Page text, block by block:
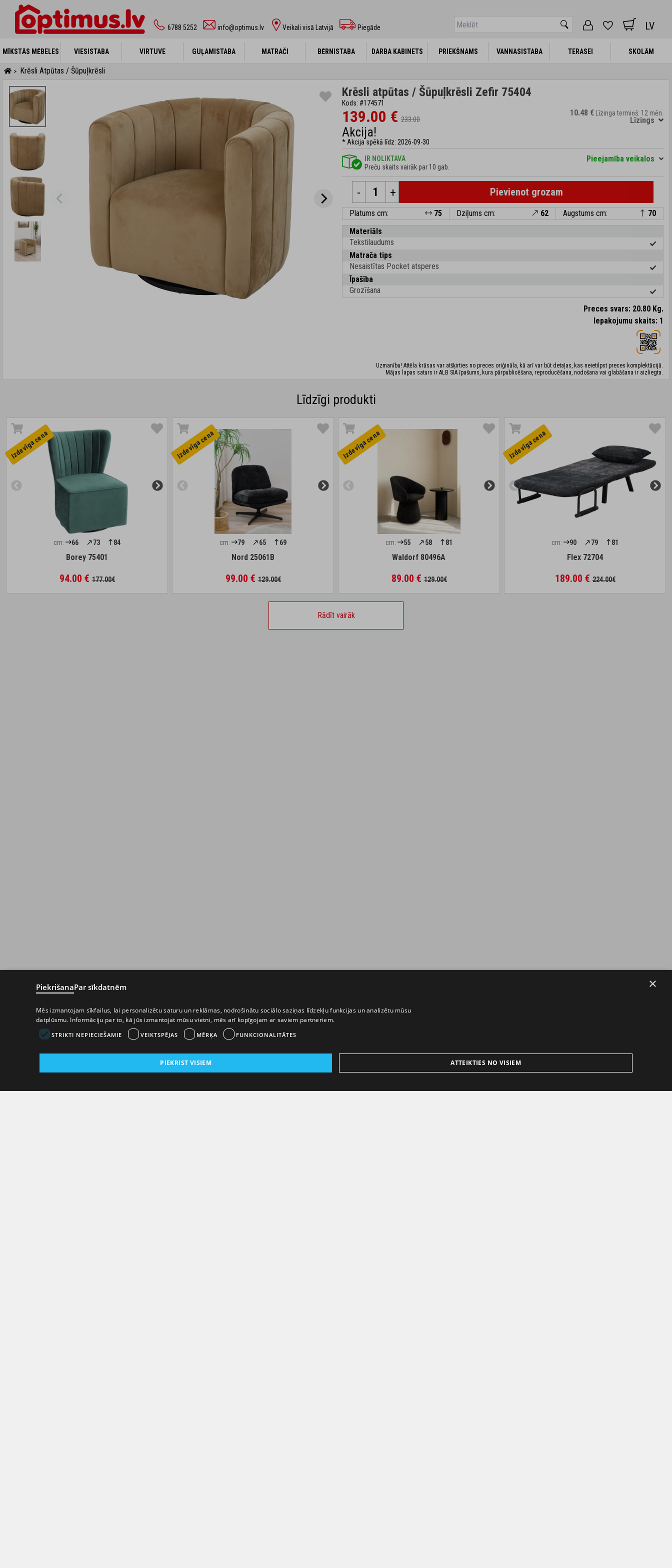
6788 5252 info@optimus.lv Veikali visā Latvijā Piegāde LV
MĪKSTĀS MĒBELES VIESISTABA VIRTUVE GUĻAMISTABA MATRAČI BĒRNISTABA DARBA KABINETS PRIEKŠNAMS VANNASISTABA TERASEI SKOLĀM
MĪKSTĀS MĒBELES VIESISTABA VIRTUVE GUĻAMISTABA MATRAČI BĒRNISTABA DARBA KABINETS PRIEKŠNAMS VANNASISTABA TERASEI SKOLĀM
> Krēsli Atpūtas / Šūpuļkrēsli
Krēsli atpūtas / Šūpuļkrēsli Zefir 75404
Kods: #174571
139.00 € 233.00
Akcija!
* Akcija spēkā līdz: 2026-09-30
10.48 € Līzinga termiņš: 12 mēn.
Līzings
IR NOLIKTAVĀ
Preču skaits vairāk par 10 gab.
Pieejamība veikalos
- + Pievienot grozam
Platums cm: 75 Dziļums cm: 62 Augstums cm:
70
Materiāls
Tekstilaudums
Matrača tips
Nesaistītas Pocket atsperes
Īpašība
Grozīšana
Preces svars: 20.80 Kg.
Iepakojumu skaits: 1
Uzmanību! Attēla krāsas var atšķirties no preces oriģināla, kā arī var būt detaļas, kas neietilpst preces komplektācijā.
Mājas lapas saturs ir ALB SIA īpašums, kura pārpublicēšana, reproducēšana, nodošana vai glabāšana ir aizliegta.
Līdzīgi produkti
Izdevīga cena
cm: 66 73 84
Borey 75401
94.00 €177.00€
Izdevīga cena
cm: 79 65 69
Nord 25061B
99.00 €129.00€
Izdevīga cena
cm: 55 58 81
Waldorf 80496A
89.00 €129.00€
Izdevīga cena
cm: 90 79 81
Flex 72704
189.00 €224.00€
Rādīt vairāk
×
PiekrišanaPar sīkdatnēm
Mēs izmantojam sīkfailus, lai personalizētu saturu un reklāmas, nodrošinātu sociālo saziņas līdzekļu funkcijas un analizētu mūsu
datplūsmu. Informāciju par to, kā jūs izmantojat mūsu vietni, mēs arī kopīgojam ar saviem partneriem.
STRIKTI NEPIECIEŠAMIE VEIKTSPĒJAS MĒRĶA FUNKCIONALITĀTES
PIEKRIST VISIEM ATTEIKTIES NO VISIEM